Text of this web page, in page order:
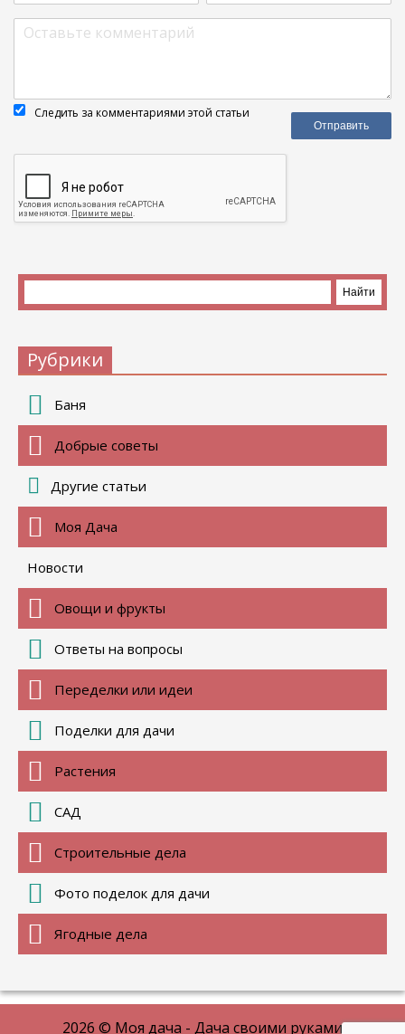
Следить за комментариями этой статьи
Рубрики
Баня
Добрые советы
Другие статьи
Моя Дача
Новости
Овощи и фрукты
Ответы на вопросы
Переделки или идеи
Поделки для дачи
Растения
САД
Строительные дела
Фото поделок для дачи
Ягодные дела
2026 © Моя дача - Дача своими руками